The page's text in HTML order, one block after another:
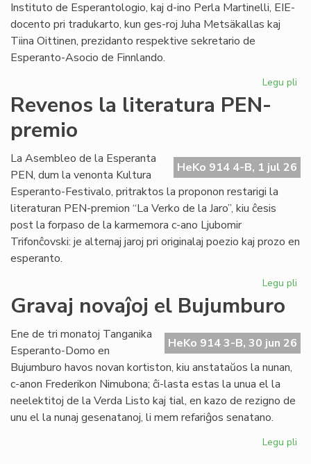
Instituto de Esperantologio, kaj d-ino Perla Martinelli, EIE-
docento pri tradukarto, kun ges-roj Juha Metsäkallas kaj
Tiina Oittinen, prezidanto respektive sekretario de
Esperanto-Asocio de Finnlando.
Legu pli
Revenos la literatura PEN-
premio
HeKo 914 4-B, 1 jul 26
La Asembleo de la Esperanta
PEN, dum la venonta Kultura
Esperanto-Festivalo, pritraktos la proponon restarigi la
literaturan PEN-premion “La Verko de la Jaro”, kiu ĉesis
post la forpaso de la karmemora c-ano Ljubomir
Trifonĉovski: je alternaj jaroj pri originalaj poezio kaj prozo en
esperanto.
Legu pli
Gravaj novaĵoj el Bujumburo
HeKo 914 3-B, 30 jun 26
Ene de tri monatoj Tanganika
Esperanto-Domo en
Bujumburo havos novan kortiston, kiu anstataŭos la nunan,
c-anon Frederikon Nimubona; ĉi-lasta estas la unua el la
neelektitoj de la Verda Listo kaj tial, en kazo de rezigno de
unu el la nunaj gesenatanoj, li mem refariĝos senatano.
Legu pli